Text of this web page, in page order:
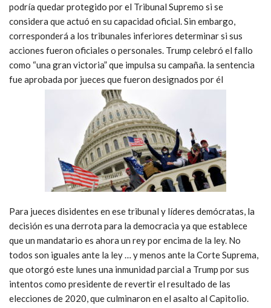
podría quedar protegido por el Tribunal Supremo si se
considera que actuó en su capacidad oficial. Sin embargo,
corresponderá a los tribunales inferiores determinar si sus
acciones fueron oficiales o personales. Trump celebró el fallo
como “una gran victoria” que impulsa su campaña. la sentencia
fue aprobada por jueces que fueron designados por él
Para jueces disidentes en ese tribunal y líderes demócratas, la
decisión es una derrota para la democracia ya que establece
que un mandatario es ahora un rey por encima de la ley. No
todos son iguales ante la ley … y menos ante la Corte Suprema,
que otorgó este lunes una inmunidad parcial a Trump por sus
intentos como presidente de revertir el resultado de las
elecciones de 2020, que culminaron en el asalto al Capitolio.